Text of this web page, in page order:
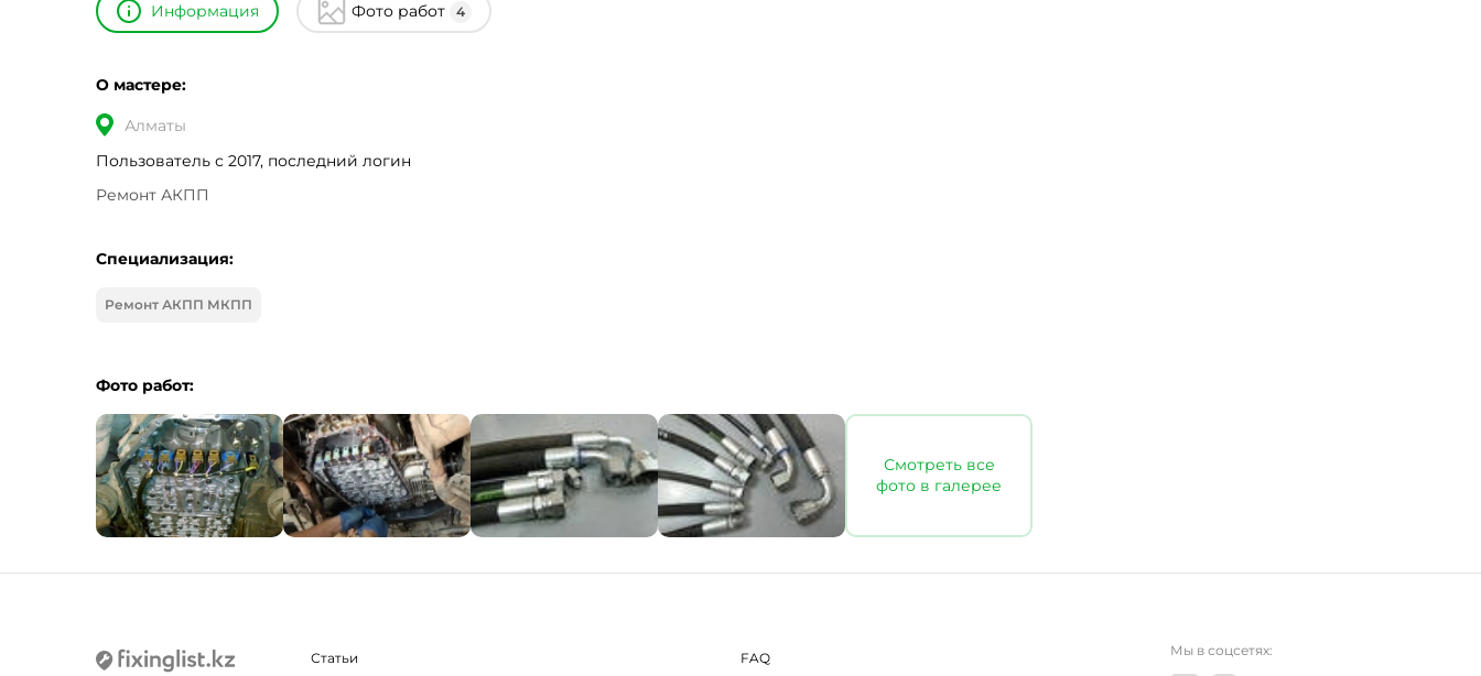
Информация Фото работ 4
О мастере:
Алматы
Пользователь с 2017, последний логин
Ремонт АКПП
Специализация:
Ремонт АКПП МКПП
Фото работ:
Смотреть все
фото в галерее
Статьи FAQ Мы в соцсетях: